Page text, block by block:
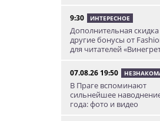
9:30 ИНТЕРЕСНОЕ
Дополнительная скидка
другие бонусы от
для читателей
07.08.26 19:50
В Праге вспоминают
сильнейшее
года: фото и видео